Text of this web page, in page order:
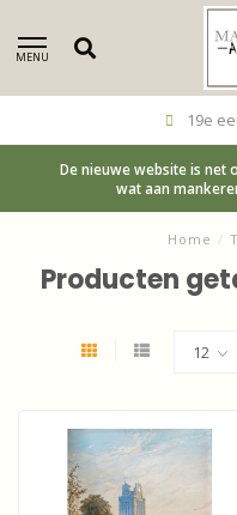
MENU
19e
De nieuwe website is net
wat aan
Home /
Producten